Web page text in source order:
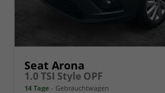
Seat Arona
1.0 TSI Style OPF
14 Tage Gebrauchtwagen